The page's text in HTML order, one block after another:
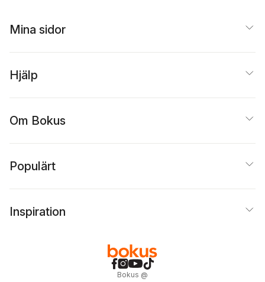
Mina sidor
Hjälp
Om Bokus
Populärt
Inspiration
Bokus @